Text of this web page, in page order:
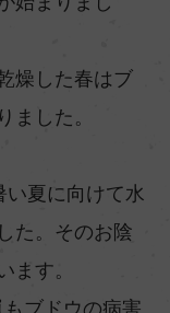
燥した春はブ
ました。
夏に向けて水
た。そのお陰
ます。
ブドウの病害